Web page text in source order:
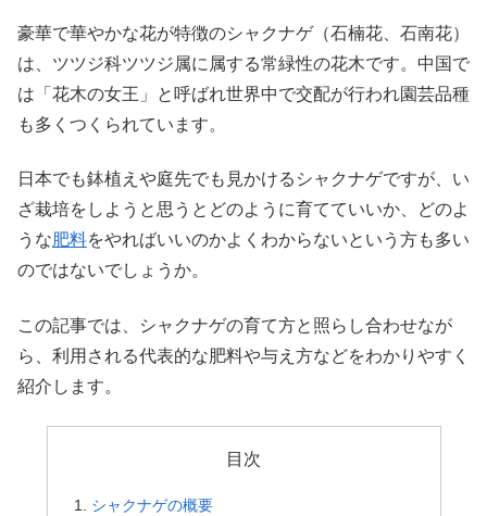
豪華で華やかな花が特徴のシャクナゲ（石楠花、石南花）
は、ツツジ科ツツジ属に属する常緑性の花木です。中国で
は「花木の女王」と呼ばれ世界中で交配が行われ園芸品種
も多くつくられています。
日本でも鉢植えや庭先でも見かけるシャクナゲですが、い
ざ栽培をしようと思うとどのように育てていいか、どのよ
うな肥料をやればいいのかよくわからないという方も多い
のではないでしょうか。
この記事では、シャクナゲの育て方と照らし合わせなが
ら、利用される代表的な肥料や与え方などをわかりやすく
紹介します。
目次
シャクナゲの概要